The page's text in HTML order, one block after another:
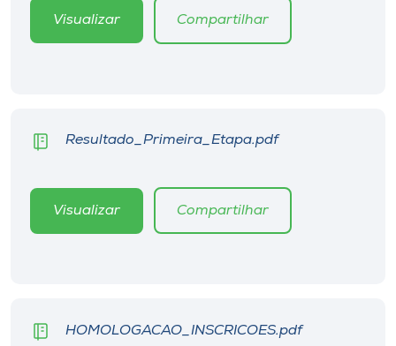
Rádio
Store
o idioma
Visualizar Compartilhar
Resultado_Primeira_Etapa.pdf
Visualizar Compartilhar
HOMOLOGACAO_INSCRICOES.pdf